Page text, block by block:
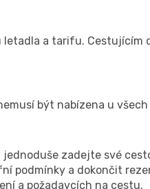
letadla a tarifu.
být nabízena u
zadejte své
podmínky a dokončit
a požadavcích na cestu.